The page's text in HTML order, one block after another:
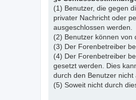
(1) Benutzer, die gegen
privater Nachricht oder
ausgeschlossen werden.
(2) Benutzer können von
(3) Der Forenbetreiber
(4) Der Forenbetreiber
gesetzt werden. Dies
durch den Benutzer nicht
(5) Soweit nicht durch